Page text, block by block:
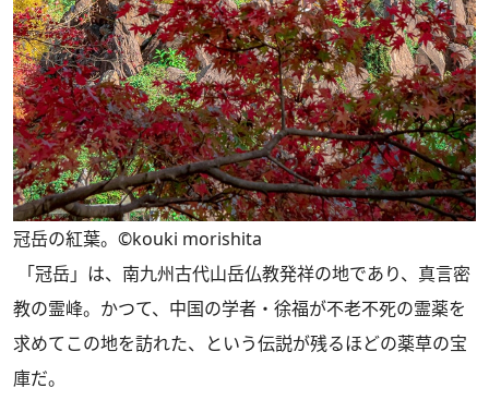
冠岳の紅葉。©kouki morishita
「冠岳」は、南九州古代山岳仏教発祥の地であり、真言密
教の霊峰。かつて、中国の学者・徐福が不老不死の霊薬を
求めてこの地を訪れた、という伝説が残るほどの薬草の宝
庫だ。